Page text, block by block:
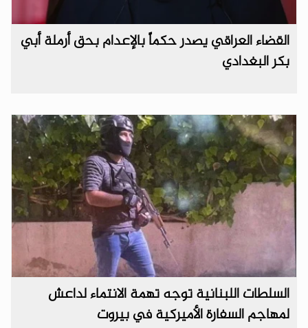
القضاء العراقي يصدر حكماً بالإعدام بحق أرملة أبي
بكر البغدادي
السلطات اللبنانية توجه تهمة الانتماء لداعش
لمهاجم السفارة الأميركية في بيروت